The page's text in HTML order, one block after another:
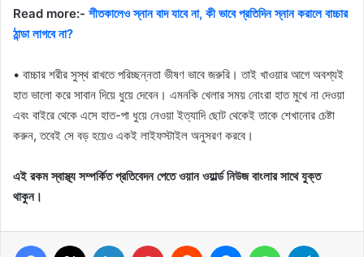
Read more:- শীতকালেও স্নান বাদ যাবে না, কী ভাবে প্রতিদিন স্নান করালে বাচ্চার
ঠান্ডা লাগবে না?
• বাচ্চার শরীর সুস্থ রাখতে পরিচ্ছন্নতা ভীষণ ভাবে জরুরি। তাই খাওয়ার আগে অবশ্যই
হাত ভালো করে সাবান দিয়ে ধুয়ে দেবেন। এমনকি খেলার সময় নোংরা হাত মুখে না দেওয়া
এবং বাইরে থেকে এসে হাত-পা ধুয়ে নেওয়া ইত্যাদি ছোট থেকেই তাকে শেখানোর চেষ্টা
করুন, তবেই সে বড় হয়েও একই লাইফস্টাইল অনুসরণ করবে।
এই রকম স্বাস্থ্য সম্পর্কিত প্রতিবেদন পেতে ওয়ান ওয়ার্ল্ড নিউজ বাংলার সাথে যুক্ত
থাকুন।